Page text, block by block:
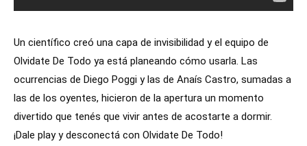
Un científico creó una capa de invisibilidad y el equipo de
Olvidate De Todo ya está planeando cómo usarla. Las
ocurrencias de Diego Poggi y las de Anaís Castro, sumadas a
las de los oyentes, hicieron de la apertura un momento
divertido que tenés que vivir antes de acostarte a dormir.
¡Dale play y desconectá con Olvidate De Todo!